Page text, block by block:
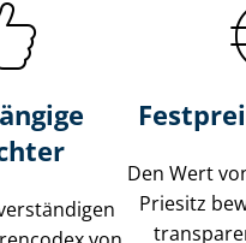
Den Wert
Priesitz